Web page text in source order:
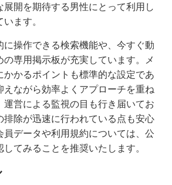
展開を期待する男性にとって利用し
ます。
に操作できる検索機能や、今すぐ動
専用掲示板が充実しています。メ
かかるポイントも標準的な設定であ
えながら効率よくアプローチを重ね
運営による監視の目も行き届いてお
排除が迅速に行われている点も安心
員データや利用規約については、公
てみることを推奨いたします。